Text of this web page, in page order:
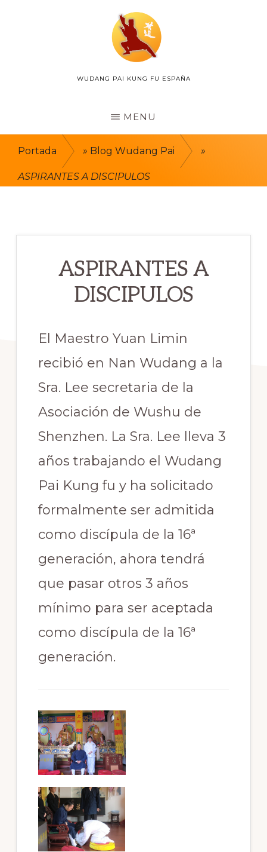
WUDANG
WUDANG PAI KUNG FU ESPAÑA
MENU
Portada » Blog Wudang Pai »
ASPIRANTES A DISCIPULOS
ASPIRANTES A
DISCIPULOS
El Maestro Yuan Limin
recibió en Nan Wudang a la
Sra. Lee secretaria de la
Asociación de Wushu de
Shenzhen. La Sra. Lee lleva 3
años trabajando el Wudang
Pai Kung fu y ha solicitado
formalmente ser admitida
como discípula de la 16ª
generación, ahora tendrá
que pasar otros 3 años
mínimo para ser aceptada
como discípula de la 16ª
generación.